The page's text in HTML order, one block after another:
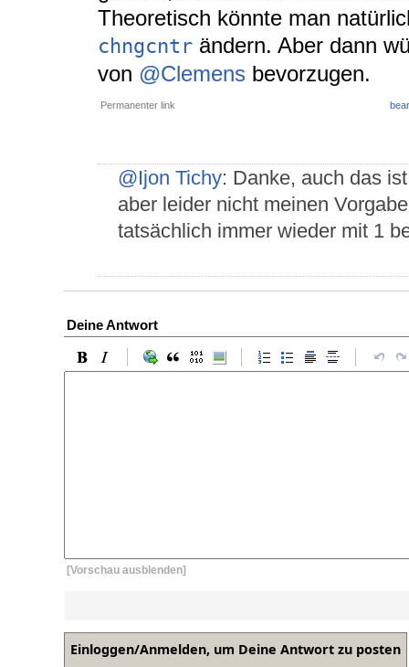
Theoretisch könnte man
chngcntr ändern. Aber dann
von @Clemens bevorzugen.
Permanenter link
@Ijon Tichy: Danke, auch das
aber leider nicht meinen
tatsächlich immer wieder mit 1
Deine Antwort
[Vorschau ausblenden]